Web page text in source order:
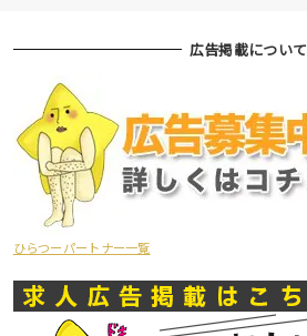
広告掲載について
ひらつーパートナー一覧